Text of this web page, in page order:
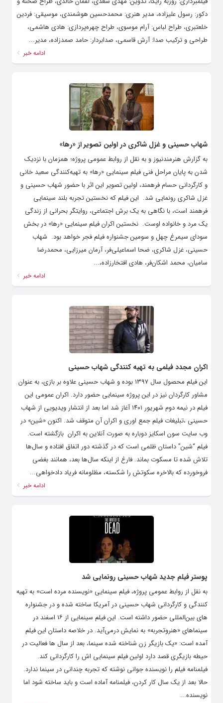
دکور: رسول علیزاده، مدیر هنری: محمدحسین هوشمندی، موسیقی: فردین
خلعتبری، طراح لباس: آرام موسوی، طراح چهره‌پردازی: هادی هاشمی،
طراحی و ترکیب صدا: آرش قاسمی، صدابردار: حامد صمدزاده، مدیر...
ادامه خبر
شهاب حسینی و غزل شاکری در اولین تصویر از «رها»
به گزارش هنرمندنیوز و به نقل از روابط عمومی پروژه؛ همزمان با نزدیک
شدن به پایان مراحل فنی فیلم سینمایی «رها» به تهیه‌کنندگی سعید خانی
و کارگردانی حسام فرهمند، اولین تصویر این اثر با حضور شهاب حسینی و
غزل شاکری رونمایی شد. ‌ این فیلم که نخستین تجربه بلند سینمایی
فرهمند است، با نگاهی به یک برش اجتماعی، روایتگر بحرانی از زندگی
یک مرد و خانواده اوست. ‌ نخستین اکران فیلم سینمایی «رها» در بخش
سودای سیمرغ چهل و سومین جشنواره فیلم فجر خواهد بود. ‌ شهاب
حسینی، غزل شاکری، ضحا اسماعیلی‌فر، آرمان میرزایی، محمدرضا
سامیان، محمد اشکان‌فر، هادی افتخارزاده،...
ادامه خبر
اکران مجدد فیلمی به تهیه کنندگی شهاب حسینی
این فیلم محصول سال ۱۳۹۷ بوده و شهاب حسینی علاوه بر بازی، به عنوان
مشاور کارگردان نیز در این پروژه سینمایی حضور دارد. اکران عمومی این
فیلم در نیمه دوم شهریور ۱۴۰۱ آغاز شد اما بعد از انتشار ویدیویی از شهاب
حسینی ،تبلیغات فیلم جمع اوری و اکران آن متوقف شد. اکنون «شین» در
وب سایت سون اسکایز دوباره به صورت آنلاین به اکران بازگشته است.
فیلم “شین” داستان ظلمی است که در گذشته دور اتفاق افتاده و سال‌ها
تلاش شده تا مسکوت بماند. فارغ از اینکه سال‌ها بعد، همانند بغضی
فروخورده که بالاخره سکوتش را شکسته، مظلومانه فریاد دادخواهی...
ادامه خبر
پوستر فیلم جدید شهاب حسینی رونمایی شد
به نقل از روابط عمومی پروژه، فیلم سینمایی «نویسنده مرده است» به تهیه
کنندگی و کارگردانی شهاب حسینی در آمریکا ساخته شده و در جشنواره
های بین‌المللی حضور داشته است. این فیلم سینمایی از ۱۶ اسفند در
سینماهای «هنروتجربه» به نمایش درمی‌آید. در خلاصه داستان این فیلم
آمده است: «یک بازیگر زن شناخته شده سینما، بعد از سال ها فعالیت در
حیطه بازیگری قصد دارد اولین فیلم سینمایی اش را کارگردانی کند.
فیلمنامه فیلم را نویسنده جوانی نوشته که تجربه چندانی در سینما ندارد.
حالا بعد از یک سال کار کردن، فیلمنامه آماده است و باید ساخته شود اما
نویسنده...